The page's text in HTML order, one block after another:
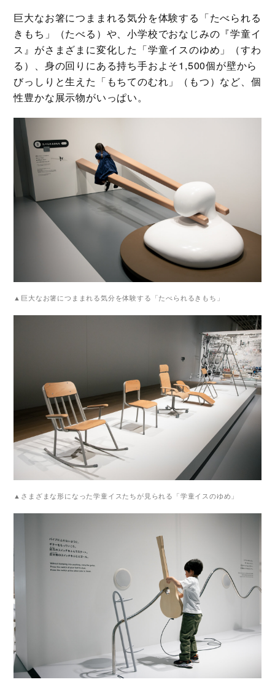
巨大なお箸につままれる気分を体験する「たべられる
きもち」（たべる）や、小学校でおなじみの『学童イ
ス』がさまざまに変化した「学童イスのゆめ」（すわ
る）、身の回りにある持ち手およそ1,500個が壁から
びっしりと生えた「もちてのむれ」（もつ）など、個
性豊かな展示物がいっぱい。
▲巨大なお箸につままれる気分を体験する「たべられるきもち」
▲さまざまな形になった学童イスたちが見られる「学童イスのゆめ」